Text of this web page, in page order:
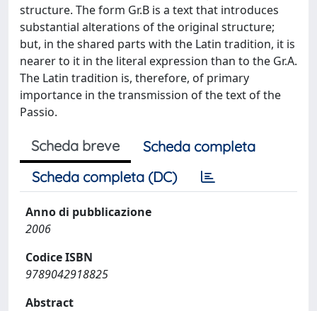
structure. The form Gr.B is a text that introduces
substantial alterations of the original structure;
but, in the shared parts with the Latin tradition, it is
nearer to it in the literal expression than to the Gr.A.
The Latin tradition is, therefore, of primary
importance in the transmission of the text of the
Passio.
Scheda breve
Scheda completa
Scheda completa (DC)
Anno di pubblicazione
2006
Codice ISBN
9789042918825
Abstract